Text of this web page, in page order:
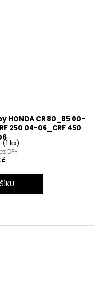
HONDA CR 80_85 00-
250 04-06_CRF 450
(1 ks)
DPH